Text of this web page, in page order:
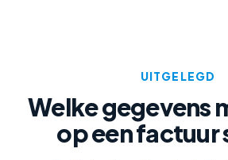
UITGELEGD
Welke gegevens
op een factuur